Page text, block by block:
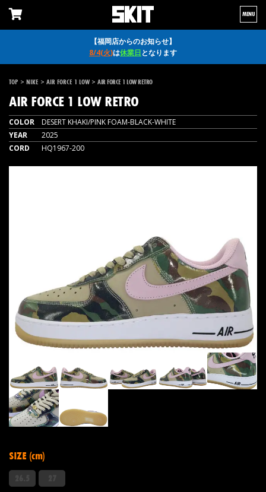
【福岡店からのお知らせ】
8/4(火)は休業日となります
MENU
TOP > NIKE > AIR FORCE 1 LOW > AIR FORCE 1 LOW RETRO
AIR FORCE 1 LOW RETRO
COLOR
DESERT KHAKI/PINK FOAM-BLACK-WHITE
YEAR
2025
CORD
HQ1967-200
SIZE (cm)